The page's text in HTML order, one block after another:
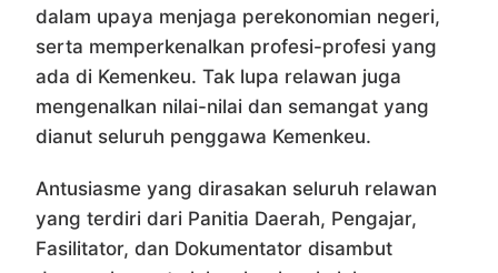
dalam upaya menjaga perekonomian negeri,
serta memperkenalkan profesi-profesi yang
ada di Kemenkeu. Tak lupa relawan juga
mengenalkan nilai-nilai dan semangat yang
dianut seluruh penggawa Kemenkeu.
Antusiasme yang dirasakan seluruh relawan
yang terdiri dari Panitia Daerah, Pengajar,
Fasilitator, dan Dokumentator disambut